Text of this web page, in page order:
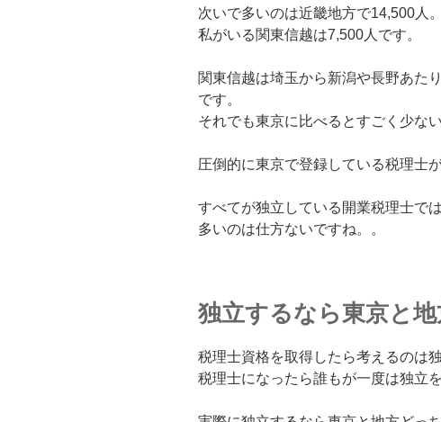
次いで多いのは近畿地方で14,500人。
私がいる関東信越は7,500人です。
関東信越は埼玉から新潟や長野あた
です。
それでも東京に比べるとすごく少ない
圧倒的に東京で登録している税理士
すべてが独立している開業税理士で
多いのは仕方ないですね。。
独立するなら東京と
税理士資格を取得したら考えるのは独
税理士になったら誰もが一度は独立